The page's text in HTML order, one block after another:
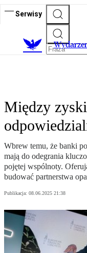
Serwisy
Między
Wbrew temu, że banki
mają do odegrania
pojętej wspólnoty.
budować partnerstwa
Publikacja: 08.06.2025 21:38